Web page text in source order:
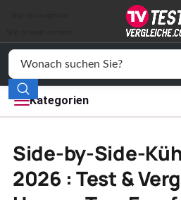
Kategorien
Elektronik
Freizeit
Side-by-Side-
2026 : Test &